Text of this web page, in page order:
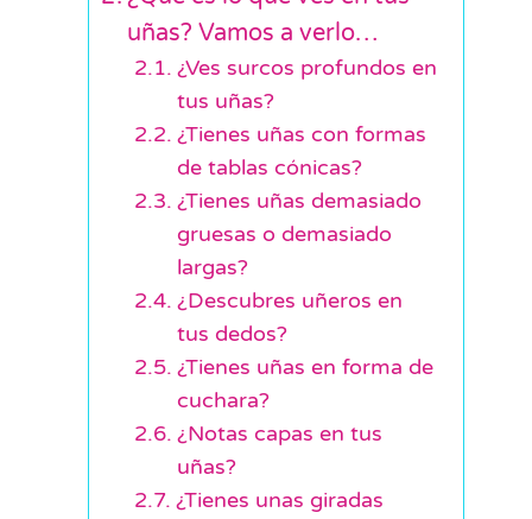
uñas? Vamos a verlo…
¿Ves surcos profundos en
tus uñas?
¿Tienes uñas con formas
de tablas cónicas?
¿Tienes uñas demasiado
gruesas o demasiado
largas?
¿Descubres uñeros en
tus dedos?
¿Tienes uñas en forma de
cuchara?
¿Notas capas en tus
uñas?
¿Tienes unas giradas